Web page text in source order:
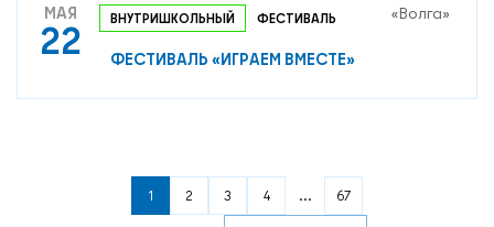
МАЯ
22 ВНУТРИШКОЛЬНЫЙ ФЕСТИВАЛЬ
«Волга»
ФЕСТИВАЛЬ «ИГРАЕМ ВМЕСТЕ»
1 2 3 4 ... 67